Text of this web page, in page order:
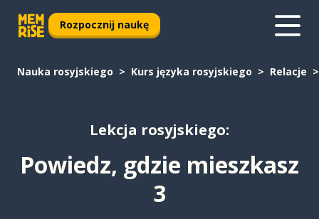
Rozpocznij naukę
Nauka rosyjskiego Kurs języka rosyjskiego Relacje
Lekcja rosyjskiego:
Powiedz, gdzie mieszkasz
3